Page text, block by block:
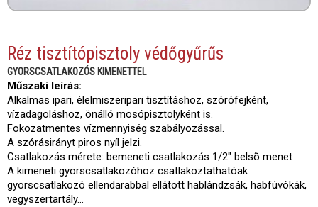
Réz tisztítópisztoly védőgyűrűs
GYORSCSATLAKOZÓS KIMENETTEL
Műszaki leírás:
Alkalmas ipari, élelmiszeripari tisztításhoz, szórófejként,
vízadagoláshoz, önálló mosópisztolyként is.
Fokozatmentes vízmennyiség szabályozással.
A szórásirányt piros nyíl jelzi.
Csatlakozás mérete: bemeneti csatlakozás 1/2" belsõ menet
A kimeneti gyorscsatlakozóhoz csatlakoztathatóak
gyorscsatlakozó ellendarabbal ellátott hablándzsák, habfúvókák,
vegyszertartály...